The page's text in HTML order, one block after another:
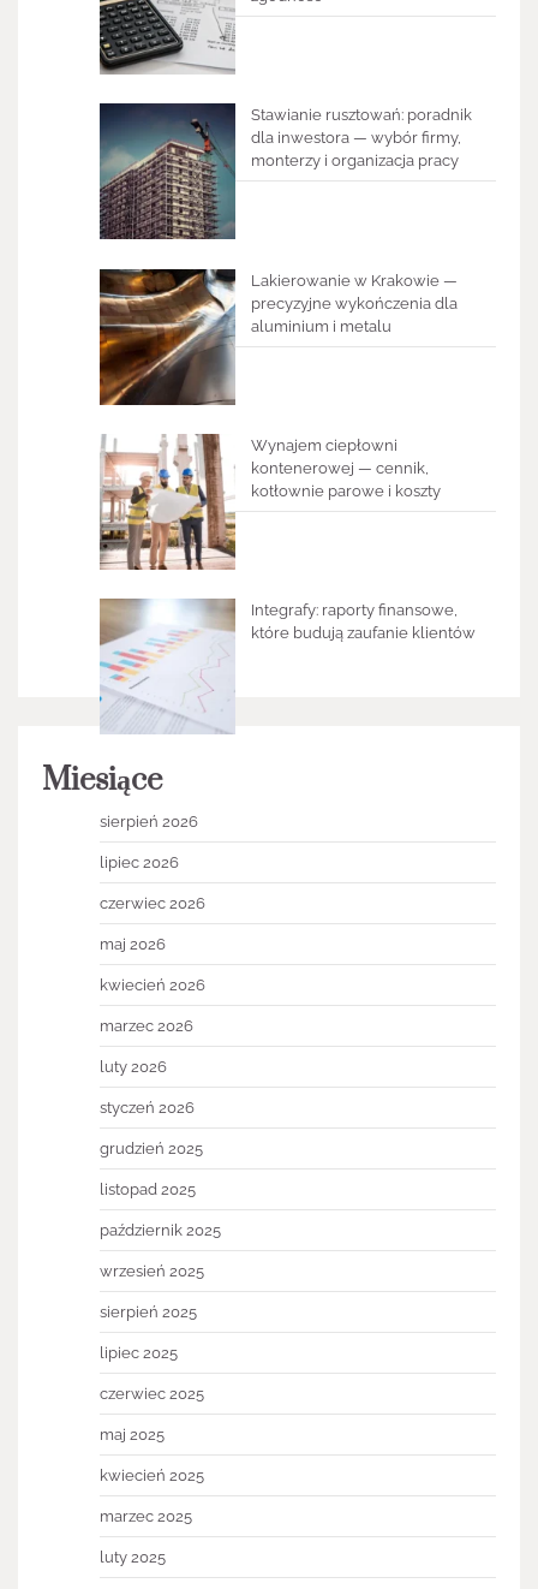
Stawianie rusztowań: poradnik
dla inwestora — wybór firmy,
monterzy i organizacja pracy
Lakierowanie w Krakowie —
precyzyjne wykończenia dla
aluminium i metalu
Wynajem ciepłowni
kontenerowej — cennik,
kotłownie parowe i koszty
Integrafy: raporty finansowe,
które budują zaufanie klientów
Miesiące
sierpień 2026
lipiec 2026
czerwiec 2026
maj 2026
kwiecień 2026
marzec 2026
luty 2026
styczeń 2026
grudzień 2025
listopad 2025
październik 2025
wrzesień 2025
sierpień 2025
lipiec 2025
czerwiec 2025
maj 2025
kwiecień 2025
marzec 2025
luty 2025